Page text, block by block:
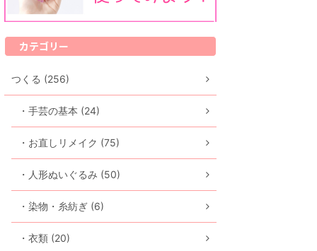
カテゴリー
つくる (256)
・手芸の基本 (24)
・お直しリメイク (75)
・人形ぬいぐるみ (50)
・染物・糸紡ぎ (6)
・衣類 (20)